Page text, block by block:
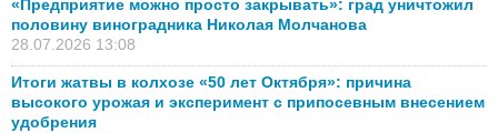
«Предприятие можно просто закрывать»: град уничтожил
половину виноградника Николая Молчанова
28.07.2026 13:08
Итоги жатвы в колхозе «50 лет Октября»: причина
высокого урожая и эксперимент с припосевным внесением
удобрения